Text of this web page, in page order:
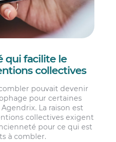
qui facilite le
collectives
pouvait devenir
pour certaines
La raison est
collectives exigent
pour ce qui est
à combler.